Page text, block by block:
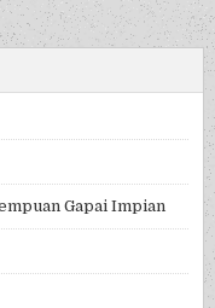
Gapai Impian